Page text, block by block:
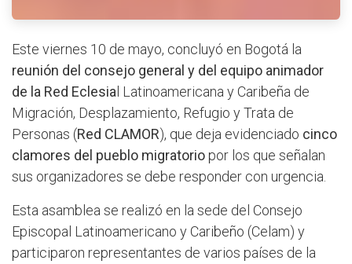
Este viernes 10 de mayo, concluyó en Bogotá la
reunión del consejo general y del equipo animador
de la Red Eclesial Latinoamericana y Caribeña de
Migración, Desplazamiento, Refugio y Trata de
Personas (Red CLAMOR), que deja evidenciado cinco
clamores del pueblo migratorio por los que señalan
sus organizadores se debe responder con urgencia.
Esta asamblea se realizó en la sede del Consejo
Episcopal Latinoamericano y Caribeño (Celam) y
participaron representantes de varios países de la